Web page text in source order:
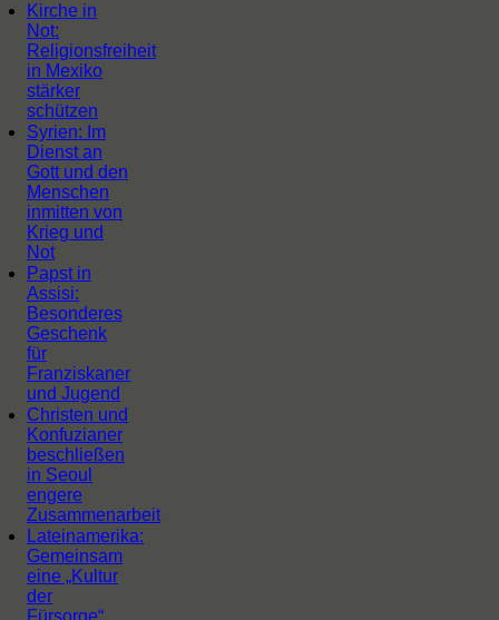
Kirche in
Not:
Religionsfreiheit
in Mexiko
stärker
schützen
Syrien: Im
Dienst an
Gott und den
Menschen
inmitten von
Krieg und
Not
Papst in
Assisi:
Besonderes
Geschenk
für
Franziskaner
und Jugend
Christen und
Konfuzianer
beschließen
in Seoul
engere
Zusammenarbeit
Lateinamerika:
Gemeinsam
eine „Kultur
der
Fürsorge“